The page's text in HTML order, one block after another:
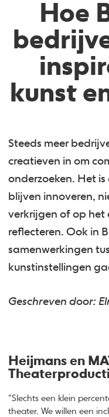
Hoe
kunst
Steeds meer
creatieven in om
onderzoeken. Het
blijven innoveren,
verkrijgen of op het
reflecteren. Ook in
samenwerkingen
kunstinstellingen
Geschreven door:
Heijmans en
“Slechts een klein
theater. We willen een